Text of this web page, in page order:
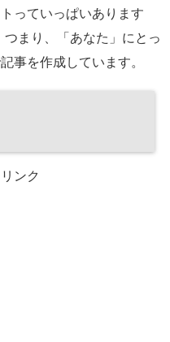
っていっぱいあります
まり、「あなた」にとっ
事を作成しています。
ンク